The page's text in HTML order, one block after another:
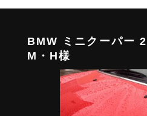
BMW ミニクーパー
M・H様